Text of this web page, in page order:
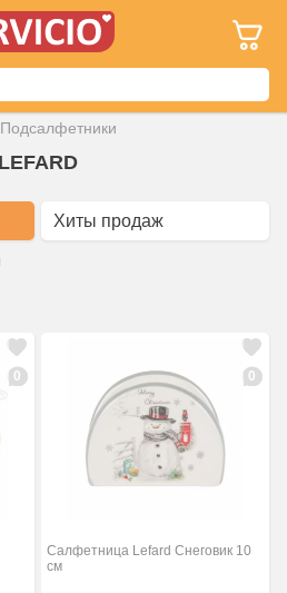
Подсалфетники
0 0
Салфетница Lefard Снеговик 10
см